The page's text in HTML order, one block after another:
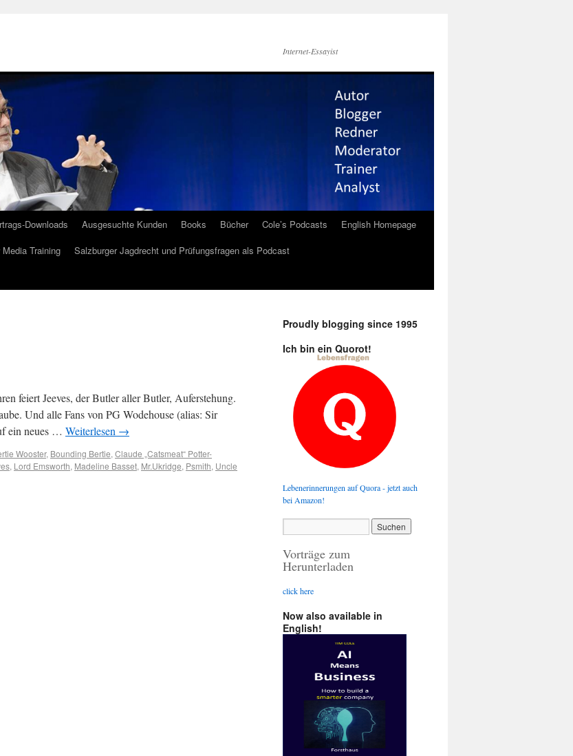
Internet-Essayist
Downloads Ausgesuchte Kunden Books Bücher Cole’s Podcasts
English Homepage
Media Training
Salzburger Jagdrecht und Prüfungsfragen als Podcast
feiert Jeeves, der Butler aller Butler, Auferstehung.
Und alle Fans von PG Wodehouse (alias: Sir
ein neues … Weiterlesen →
Wooster, Bounding Bertie, Claude „Catsmeat“ Potter-
, Lord Emsworth, Madeline Basset, Mr.Ukridge, Psmith, Uncle
Proudly blogging since 1995
Ich bin ein Quorot!
Lebenerinnerungen auf Quora - jetzt auch
bei Amazon!
Vorträge zum
Herunterladen
click here
Now also available in
English!